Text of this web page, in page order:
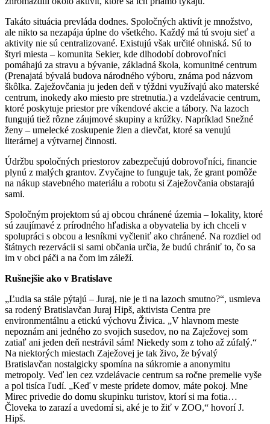
Takáto situácia prevláda dodnes. Spoločných aktivít je množstvo,
ale nikto sa nezapája úplne do všetkého. Každý má tú svoju sieť a
aktivity nie sú centralizované. Existujú však určité ohniská. Sú to
štyri miesta – komunita Sekier, kde dlhodobí dobrovoľníci
pomáhajú za stravu a bývanie, základná škola, komunitné centrum
(Prenajatá bývalá budova národného výboru, známa pod názvom
škôlka. Zaježovčania ju jeden deň v týždni využívajú ako materské
centrum, inokedy ako miesto pre stretnutia.) a vzdelávacie centrum,
ktoré poskytuje priestor pre víkendové akcie a tábory. Na lazoch
fungujú tiež rôzne záujmové skupiny a krúžky. Napríklad Snežné
ženy – umelecké zoskupenie žien a dievčat, ktoré sa venujú
literárnej a výtvarnej činnosti.
Údržbu spoločných priestorov zabezpečujú dobrovoľníci, financie
plynú z malých grantov. Zvyčajne to funguje tak, že grant pomôže
na nákup stavebného materiálu a robotu si Zaježovčania obstarajú
sami.
Spoločným projektom sú aj obcou chránené územia – lokality, ktoré
sú zaujímavé z prírodného hľadiska a obyvatelia by ich chceli v
spolupráci s obcou a lesníkmi vyčleniť ako chránené. Na rozdiel od
štátnych rezervácii si sami občania určia, že budú chrániť to, čo sa
im v obci páči a na čom im záleží.
Rušnejšie ako v Bratislave
„Ľudia sa stále pýtajú – Juraj, nie je ti na lazoch smutno?“, usmieva
sa rodený Bratislavčan Juraj Hipš, aktivista Centra pre
environmentálnu a etickú výchovu Živica. „V hlavnom meste
nepoznám ani jedného zo svojich susedov, no na Zaježovej som
zatiaľ ani jeden deň nestrávil sám! Niekedy som z toho až zúfalý.“
Na niektorých miestach Zaježovej je tak živo, že bývalý
Bratislavčan nostalgicky spomína na súkromie a anonymitu
metropoly. Veď len cez vzdelávacie centrum sa ročne premelie vyše
a pol tisíca ľudí. „Keď v meste prídete domov, máte pokoj. Mne
Mirec privedie do domu skupinku turistov, ktorí si ma fotia…
Človeka to zarazí a uvedomí si, aké je to žiť v ZOO,“ hovorí J.
Hipš.